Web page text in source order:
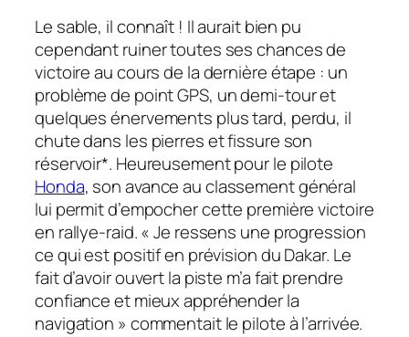
Le sable, il connaît ! Il aurait bien pu
cependant ruiner toutes ses chances de
victoire au cours de la dernière étape : un
problème de point GPS, un demi-tour et
quelques énervements plus tard, perdu, il
chute dans les pierres et fissure son
réservoir*. Heureusement pour le pilote
Honda, son avance au classement général
lui permit d’empocher cette première victoire
en rallye-raid. « Je ressens une progression
ce qui est positif en prévision du Dakar. Le
fait d’avoir ouvert la piste m’a fait prendre
confiance et mieux appréhender la
navigation » commentait le pilote à l’arrivée.